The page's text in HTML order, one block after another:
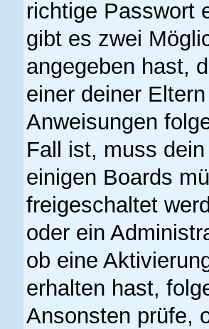
richtige Passwort
gibt es zwei
angegeben hast,
einer deiner
Anweisungen
Fall ist, muss
einigen Boards
freigeschaltet
oder ein
ob eine
erhalten hast,
Ansonsten prüfe,